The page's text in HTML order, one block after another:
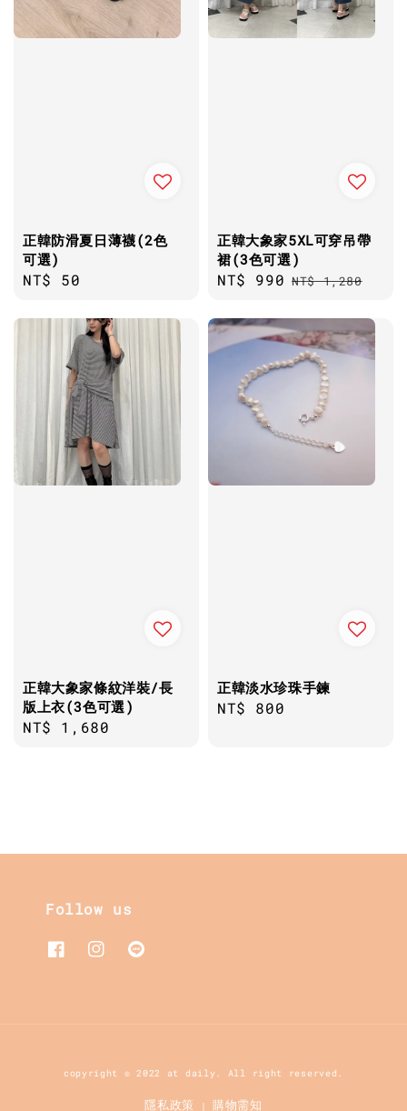
正韓防滑夏日薄襪(2色
可選)
Regular
NT$ 50
正韓大象家5XL可穿吊帶
裙(3色可選)
Sale
NT$ 990 Regular
NT$ 1,280
正韓大象家條紋洋裝/長
版上衣(3色可選)
Regular
NT$ 1,680
正韓淡水珍珠手鍊
Regular
NT$ 800
Follow us
copyright © 2022 at daily. All right reserved.
隱私政策 |購物需知